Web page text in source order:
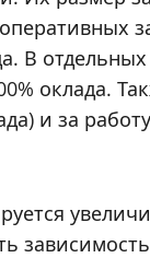
В
оклада.
и за